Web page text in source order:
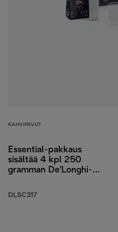
KAHVIPAVUT
Essential-pakkaus
sisältää 4 kpl 250
gramman De'Longhi-
Cappuccino-laseja ja
DLSC317